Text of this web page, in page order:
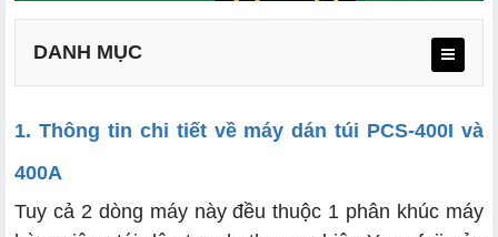
DANH MỤC
b. Hiệu suất và độ bền khi làm việc
1. Thông tin chi tiết về máy dán túi PCS-400I và
400A
Tuy cả 2 dòng máy này đều thuộc 1 phân khúc máy